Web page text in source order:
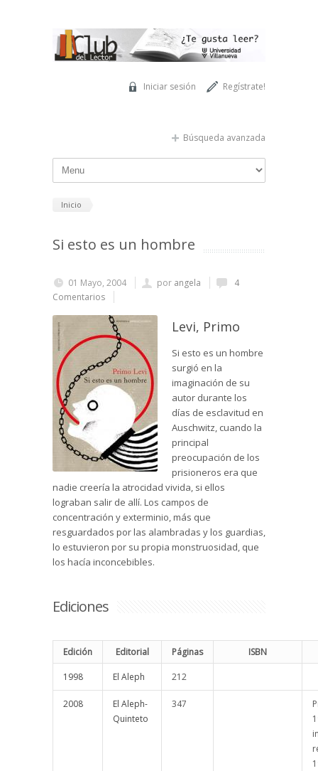
Regístrate!
Iniciar sesión
Búsqueda avanzada
Inicio
Si esto es un hombre
01 Mayo, 2004 por angela
4
Comentarios
Levi, Primo
Si esto es un hombre
surgió en la
imaginación de su
autor durante los
días de esclavitud en
Auschwitz, cuando la
principal
preocupación de los
prisioneros era que
nadie creería la atrocidad vivida, si ellos
lograban salir de allí. Los campos de
concentración y exterminio, más que
resguardados por las alambradas y los guardias,
lo estuvieron por su propia monstruosidad, que
los hacía inconcebibles.
Ediciones
Edición Editorial Páginas ISBN
1998 El Aleph 212
2008
El Aleph-
Quinteto
347